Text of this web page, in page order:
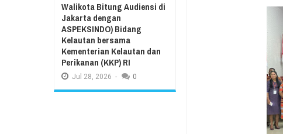
Walikota Bitung Audiensi di
Jakarta dengan
ASPEKSINDO) Bidang
Kelautan bersama
Kementerian Kelautan dan
Perikanan (KKP) RI
Jul 28, 2026 - 0